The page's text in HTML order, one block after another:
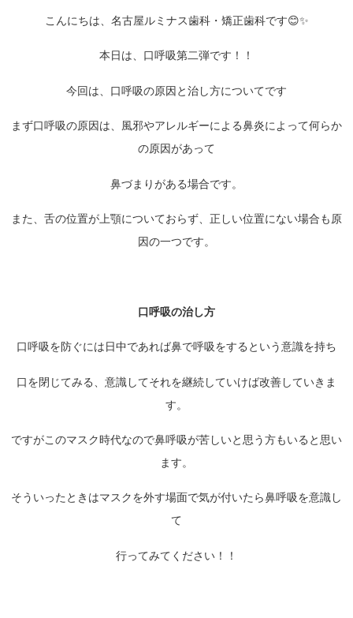
こんにちは、名古屋ルミナス歯科・矯正歯科です😊✨
本日は、口呼吸第二弾です！！
今回は、口呼吸の原因と治し方についてです
まず口呼吸の原因は、風邪やアレルギーによる鼻炎によって何らか
の原因があって
鼻づまりがある場合です。
また、舌の位置が上顎についておらず、正しい位置にない場合も原
因の一つです。
口呼吸の治し方
口呼吸を防ぐには日中であれば鼻で呼吸をするという意識を持ち
口を閉じてみる、意識してそれを継続していけば改善していきま
す。
ですがこのマスク時代なので鼻呼吸が苦しいと思う方もいると思い
ます。
そういったときはマスクを外す場面で気が付いたら鼻呼吸を意識し
て
行ってみてください！！